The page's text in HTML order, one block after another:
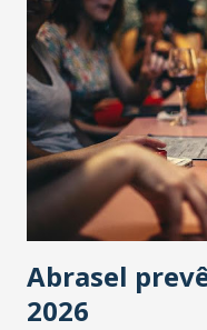
Abrasel
2026